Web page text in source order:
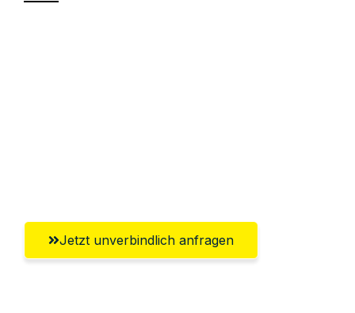
Jetzt unverbindlich anfragen